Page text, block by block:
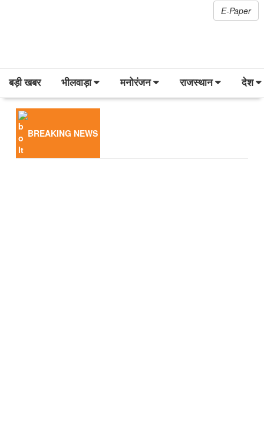
E-Paper
बड़ी खबर भीलवाड़ा मनोरंजन राजस्थान देश
BREAKING NEWS